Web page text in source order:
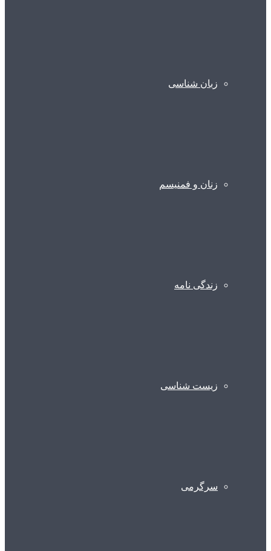
زبان شناسی
زنان و فمنیسم
زندگی نامه
زیست شناسی
سرگرمی